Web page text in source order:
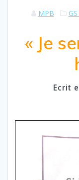
MPB
« Je
Ecrit